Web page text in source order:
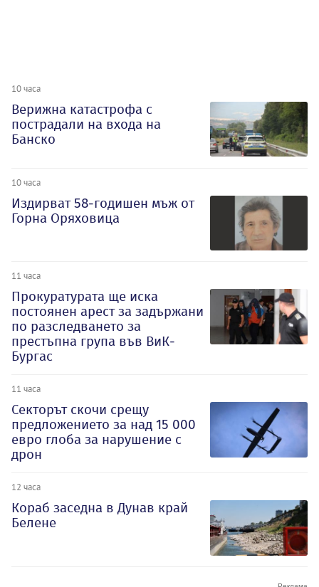
10 часа
Верижна катастрофа с
пострадали на входа на
Банско
10 часа
Издирват 58-годишен мъж от
Горна Оряховица
11 часа
Прокуратурата ще иска
постоянен арест за задържани
по разследването за
престъпна група във ВиК-
Бургас
11 часа
Секторът скочи срещу
предложението за над 15 000
евро глоба за нарушение с
дрон
12 часа
Кораб заседна в Дунав край
Белене